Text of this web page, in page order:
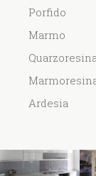
Porfido
Marmo
Ardesia